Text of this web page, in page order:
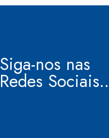
Siga-nos nas
Redes